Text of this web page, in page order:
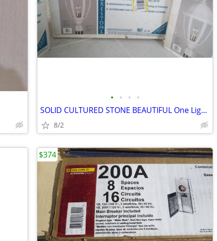
• • • •
SOLID CULTURED STONE BEAUTIFUL One Light Post Lantern pole light
8/2
$374